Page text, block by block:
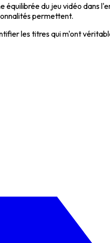
équilibrée du jeu vidéo
permettent.
les titres qui m'ont